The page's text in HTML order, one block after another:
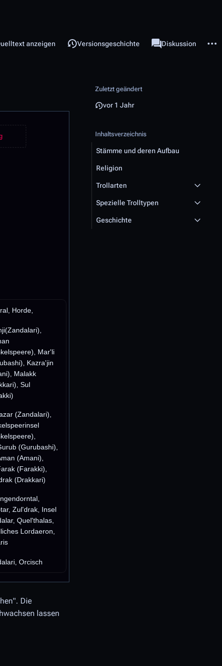
anzeigen Versionsgeschichte associated-pages
Seite
Diskussion
Horde,
Mar'li
Kazra'jin
Malakk
Sul
(Zandalari),
(Gurubashi),
(Amani),
(Farakki),
(Drakkari)
Zul'drak, Insel
Quel'thalas,
Lordaeron,
Orcisch
Die
lassen
Zuletzt geändert
vor 1 Jahr
Inhaltsverzeichnis
Stämme und deren Aufbau
Religion
Trollarten
Spezielle Trolltypen
Geschichte